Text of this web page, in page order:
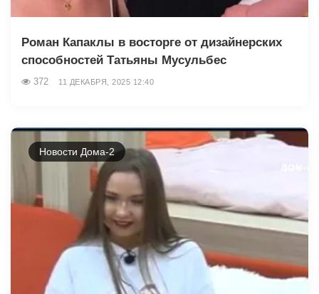
Роман Капаклы в восторге от дизайнерских
способностей Татьяны Мусульбес
372 11 ДЕКАБРЯ, 2025 12:40
Новости Дома-2